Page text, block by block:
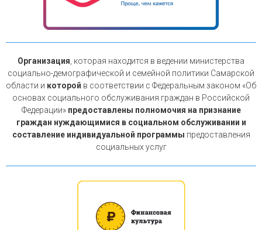
Организация, которая находится в ведении министерства
социально-демографической и семейной политики Самарской
области и которой в соответствии с Федеральным законом «Об
основах социального обслуживания граждан в Российской
Федерации» предоставлены полномочия на признание
граждан нуждающимися в социальном обслуживании и
составление индивидуальной программы предоставления
социальных услуг